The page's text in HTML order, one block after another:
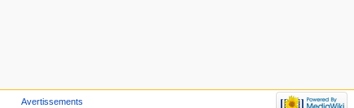
Avertissements